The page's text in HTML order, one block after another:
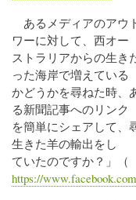
あるメディアのアウ
ワーに対して、西オー
ストラリアからの生き
った海岸で増えている
かどうかを尋ねた時、
る新聞記事へのリンク
を簡単にシェアして、
生きた羊の輸出をし
ていたのですか？」（
https://